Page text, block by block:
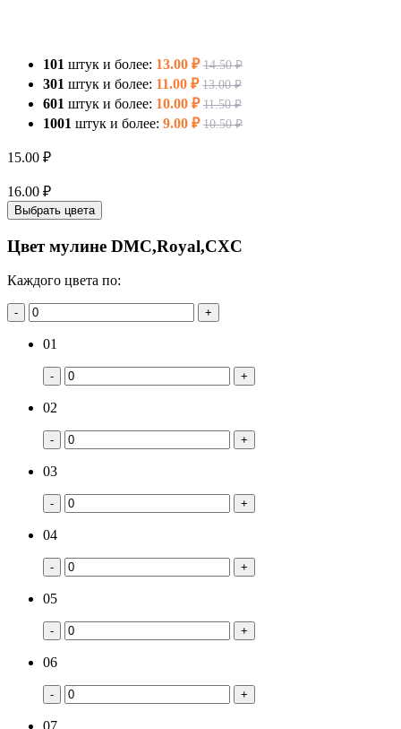
101 штук и более: 13.00 ₽ 14.50 ₽
301 штук и более: 11.00 ₽ 13.00 ₽
601 штук и более: 10.00 ₽ 11.50 ₽
1001 штук и более: 9.00 ₽ 10.50 ₽
15.00 ₽
16.00 ₽
Выбрать цвета
Цвет мулине DMC,Royal,CXC
Каждого цвета по:
- +
01
- +
02
- +
03
- +
04
- +
05
- +
06
- +